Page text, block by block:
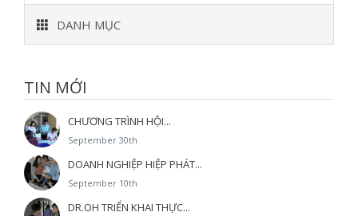
DANH MỤC
TIN MỚI
CHƯƠNG TRÌNH HỘI...
September 30th
DOANH NGHIỆP HIỆP PHÁT...
September 10th
DR.OH TRIỂN KHAI THỰC...